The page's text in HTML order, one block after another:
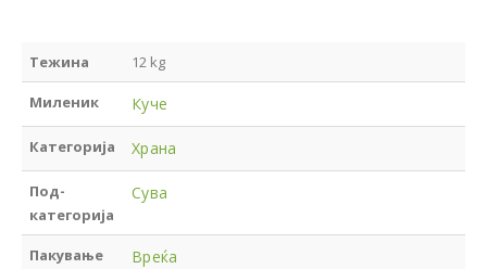
Тежина 12 kg
Миленик Куче
Категорија Храна
Под-
категорија
Сува
Пакување Вреќа